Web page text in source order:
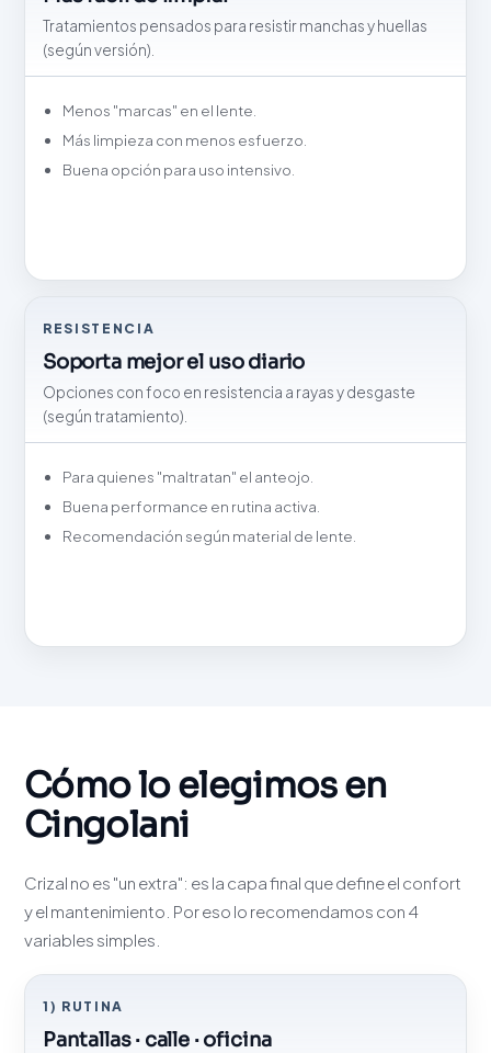
Tratamientos pensados para resistir manchas y huellas
(según versión).
Menos "marcas" en el lente.
Más limpieza con menos esfuerzo.
Buena opción para uso intensivo.
RESISTENCIA
Soporta mejor el uso diario
Opciones con foco en resistencia a rayas y desgaste
(según tratamiento).
Para quienes "maltratan" el anteojo.
Buena performance en rutina activa.
Recomendación según material de lente.
Cómo lo elegimos en
Cingolani
Crizal no es "un extra": es la capa final que define el confort
y el mantenimiento. Por eso lo recomendamos con 4
variables simples.
1) RUTINA
Pantallas · calle · oficina